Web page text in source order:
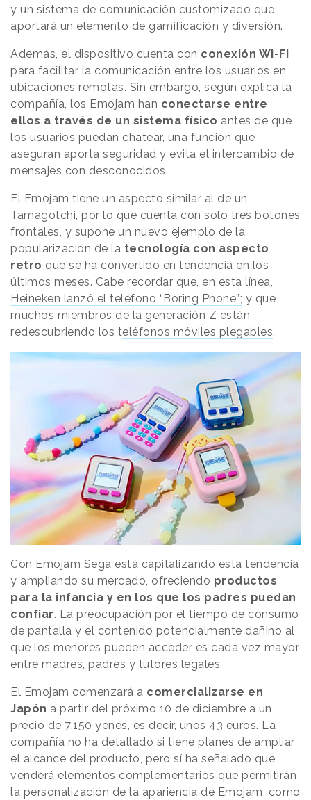
y un sistema de comunicación customizado que
aportará un elemento de gamificación y diversión.
Además, el dispositivo cuenta con conexión Wi-Fi
para facilitar la comunicación entre los usuarios en
ubicaciones remotas. Sin embargo, según explica la
compañía, los Emojam han conectarse entre
ellos a través de un sistema físico antes de que
los usuarios puedan chatear, una función que
aseguran aporta seguridad y evita el intercambio de
mensajes con desconocidos.
El Emojam tiene un aspecto similar al de un
Tamagotchi, por lo que cuenta con solo tres botones
frontales, y supone un nuevo ejemplo de la
popularización de la tecnología con aspecto
retro que se ha convertido en tendencia en los
últimos meses. Cabe recordar que, en esta línea,
Heineken lanzó el teléfono “Boring Phone”; y que
muchos miembros de la generación Z están
redescubriendo los teléfonos móviles plegables.
Con Emojam Sega está capitalizando esta tendencia
y ampliando su mercado, ofreciendo productos
para la infancia y en los que los padres puedan
confiar. La preocupación por el tiempo de consumo
de pantalla y el contenido potencialmente dañino al
que los menores pueden acceder es cada vez mayor
entre madres, padres y tutores legales.
El Emojam comenzará a comercializarse en
Japón a partir del próximo 10 de diciembre a un
precio de 7,150 yenes, es decir, unos 43 euros. La
compañía no ha detallado si tiene planes de ampliar
el alcance del producto, pero sí ha señalado que
venderá elementos complementarios que permitirán
la personalización de la apariencia de Emojam, como